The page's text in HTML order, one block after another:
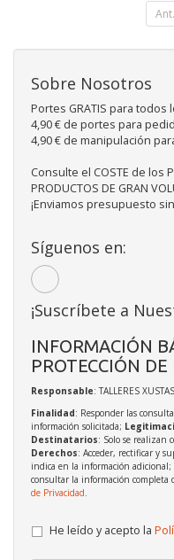
Ant.
Sobre Nosotros
Portes GRATIS para
4,90 € de portes para
4,90 € de manipulación
Consulte el COSTE de los
PRODUCTOS DE GRAN
¡Enviamos presupuesto
Síguenos en:
¡Suscríbete a
INFORMACIÓN
PROTECCIÓN DE
Responsable: TALLERES
Finalidad: Responder las
información solicitada;
Destinatarios: Solo se realizan
Derechos: Acceder, rectificar y
indica en la información adicional;
consultar la información completa
de Privacidad.
He leído y acepto la